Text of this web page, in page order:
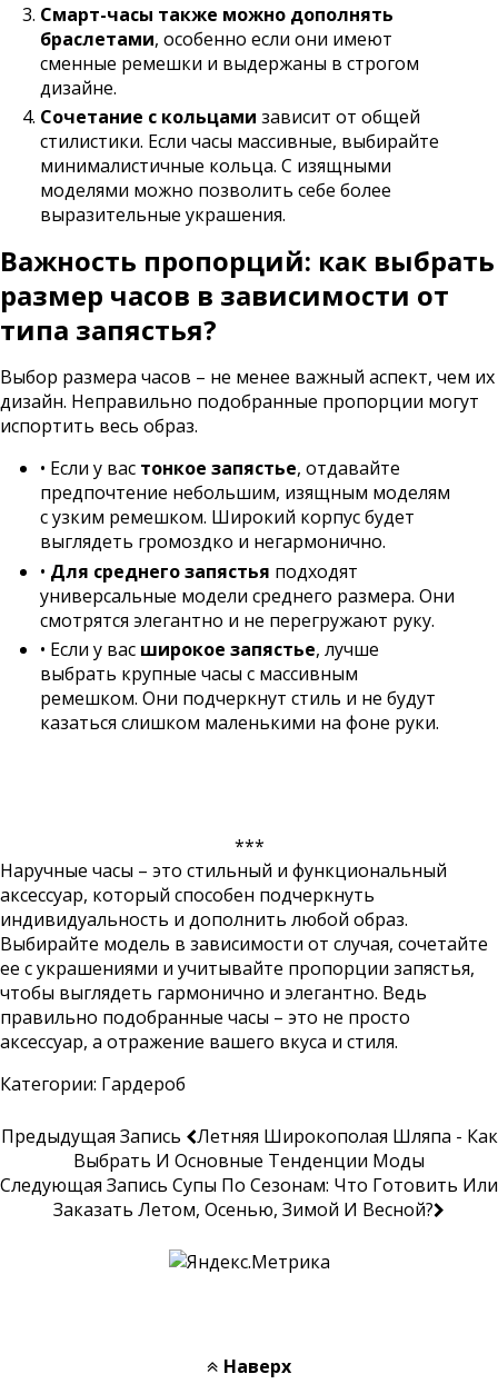
Смарт-часы также можно дополнять
браслетами, особенно если они имеют
сменные ремешки и выдержаны в строгом
дизайне.
Сочетание с кольцами зависит от общей
стилистики. Если часы массивные, выбирайте
минималистичные кольца. С изящными
моделями можно позволить себе более
выразительные украшения.
Важность пропорций: как выбрать
размер часов в зависимости от
типа запястья?
Выбор размера часов – не менее важный аспект, чем их
дизайн. Неправильно подобранные пропорции могут
испортить весь образ.
• Если у вас тонкое запястье, отдавайте
предпочтение небольшим, изящным моделям
с узким ремешком. Широкий корпус будет
выглядеть громоздко и негармонично.
• Для среднего запястья подходят
универсальные модели среднего размера. Они
смотрятся элегантно и не перегружают руку.
• Если у вас широкое запястье, лучше
выбрать крупные часы с массивным
ремешком. Они подчеркнут стиль и не будут
казаться слишком маленькими на фоне руки.
***
Наручные часы – это стильный и функциональный
аксессуар, который способен подчеркнуть
индивидуальность и дополнить любой образ.
Выбирайте модель в зависимости от случая, сочетайте
ее с украшениями и учитывайте пропорции запястья,
чтобы выглядеть гармонично и элегантно. Ведь
правильно подобранные часы – это не просто
аксессуар, а отражение вашего вкуса и стиля.
Категории: Гардероб
Предыдущая Запись
Летняя Широкополая Шляпа - Как
Выбрать И Основные Тенденции Моды
Следующая Запись Супы По Сезонам: Что Готовить Или
Заказать Летом, Осенью, Зимой И Весной?
Наверх